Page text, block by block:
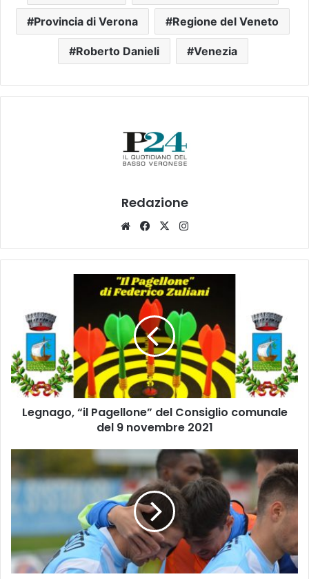
Provincia di Verona Regione del Veneto
Roberto Danieli Venezia
Redazione
WebsiteFacebook
X
Pagellone”
Consiglio
comunale
del
9
novembre
2021Legnago, “il Pagellone” del Consiglio comunale
del 9 novembre 2021
sconfitta,
un
Legnago
Salus;
la